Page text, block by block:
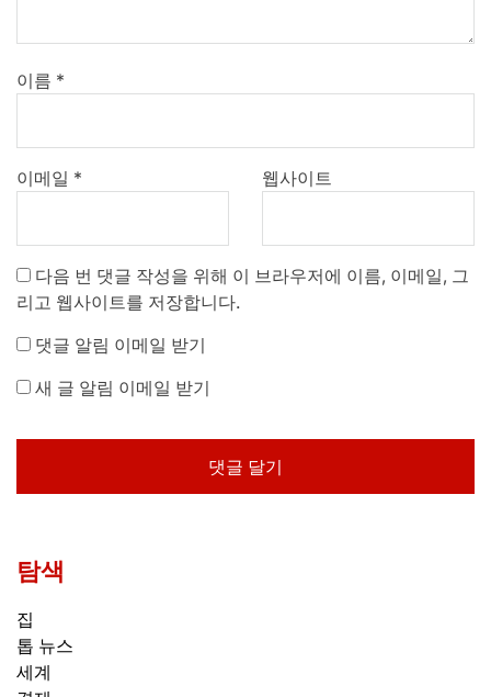
이름 *
이메일 * 웹사이트
다음 번 댓글 작성을 위해 이 브라우저에 이름, 이메일, 그
리고 웹사이트를 저장합니다.
댓글 알림 이메일 받기
새 글 알림 이메일 받기
탐색
집
톱 뉴스
세계